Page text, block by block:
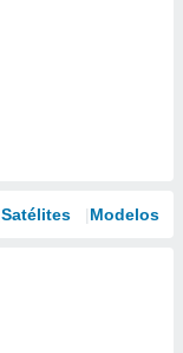
Satélites Modelos